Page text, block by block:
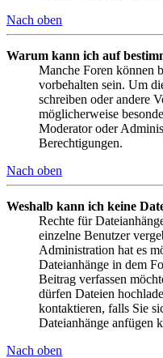
Nach oben
Warum kann ich auf
Manche Foren können
vorbehalten sein. Um
schreiben oder andere
möglicherweise
Moderator oder
Berechtigungen.
Nach oben
Weshalb kann ich keine
Rechte für
einzelne Benutzer
Administration hat es
Dateianhänge in dem
Beitrag verfassen
dürfen Dateien
kontaktieren, falls Sie
Dateianhänge anfügen
Nach oben